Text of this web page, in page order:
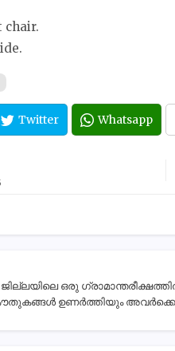
chair.
Twitter Whatsapp
ഒരു
കൗതുകങ്ങൾ ഉണർത്തിയും